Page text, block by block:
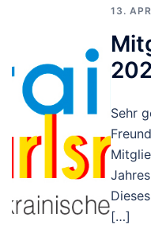
13.
Sehr
[…]